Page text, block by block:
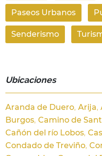
Paseos Urbanos
Senderismo
Ubicaciones
Aranda de Duero Arija
Burgos Camino de
Cañón del río Lobos
Condado de Treviño